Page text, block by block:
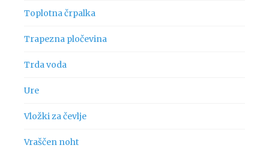
Toplotna črpalka
Trapezna pločevina
Trda voda
Ure
Vložki za čevlje
Vraščen noht